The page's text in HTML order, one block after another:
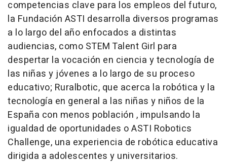
competencias clave para los empleos del futuro,
la Fundación ASTI desarrolla diversos programas
a lo largo del año enfocados a distintas
audiencias, como STEM Talent Girl para
despertar la vocación en ciencia y tecnología de
las niñas y jóvenes a lo largo de su proceso
educativo; Ruralbotic, que acerca la robótica y la
tecnología en general a las niñas y niños de la
España con menos población , impulsando la
igualdad de oportunidades o ASTI Robotics
Challenge, una experiencia de robótica educativa
dirigida a adolescentes y universitarios.